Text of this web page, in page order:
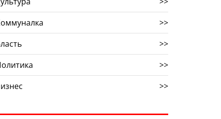
>>
>>
>>
>>